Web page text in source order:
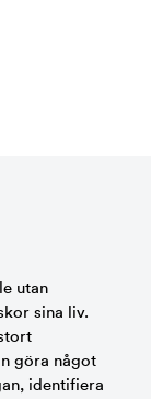
utan
sina liv.
göra något
identifiera